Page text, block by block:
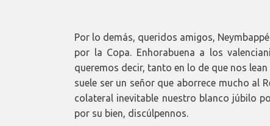
Por lo demás, queridos amigos,
por la Copa. Enhorabuena a los
queremos decir, tanto en lo de que nos
suele ser un señor que aborrece mucho al
colateral inevitable nuestro blanco júbilo
por su bien, discúlpennos.